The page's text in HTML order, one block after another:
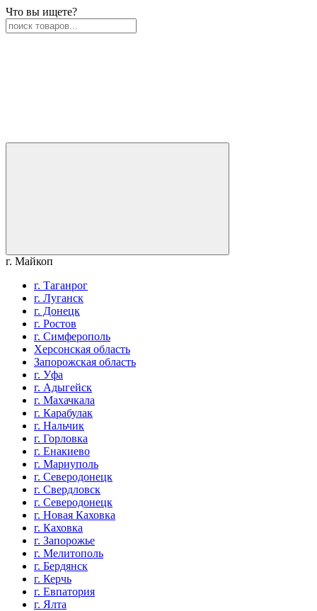
Что вы ищете?
г. Майкоп
г. Таганрог
г. Луганск
г. Донецк
г. Ростов
г. Симферополь
Херсонская область
Запорожская область
г. Уфа
г. Адыгейск
г. Махачкала
г. Карабулак
г. Нальчик
г. Горловка
г. Енакиево
г. Мариуполь
г. Северодонецк
г. Свердловск
г. Северодонецк
г. Новая Каховка
г. Каховка
г. Запорожье
г. Мелитополь
г. Бердянск
г. Керчь
г. Евпатория
г. Ялта